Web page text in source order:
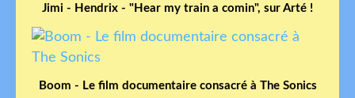
Jimi - Hendrix - "Hear my train a comin", sur Arté !
Boom - Le film documentaire consacré à The Sonics